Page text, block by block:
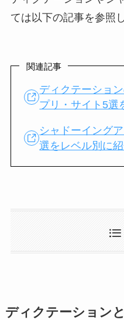
ては以下の記事を参照
関連記事
ディクテーショ
プリ・サイト5選
シャドーイング
選をレベル別に紹
ディクテーション